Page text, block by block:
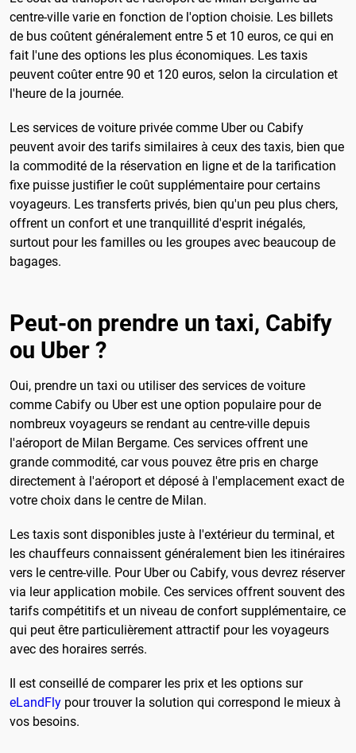
centre-ville varie en fonction de l'option choisie. Les billets
de bus coûtent généralement entre 5 et 10 euros, ce qui en
fait l'une des options les plus économiques. Les taxis
peuvent coûter entre 90 et 120 euros, selon la circulation et
l'heure de la journée.
Les services de voiture privée comme Uber ou Cabify
peuvent avoir des tarifs similaires à ceux des taxis, bien que
la commodité de la réservation en ligne et de la tarification
fixe puisse justifier le coût supplémentaire pour certains
voyageurs. Les transferts privés, bien qu'un peu plus chers,
offrent un confort et une tranquillité d'esprit inégalés,
surtout pour les familles ou les groupes avec beaucoup de
bagages.
Peut-on prendre un taxi, Cabify
ou Uber ?
Oui, prendre un taxi ou utiliser des services de voiture
comme Cabify ou Uber est une option populaire pour de
nombreux voyageurs se rendant au centre-ville depuis
l'aéroport de Milan Bergame. Ces services offrent une
grande commodité, car vous pouvez être pris en charge
directement à l'aéroport et déposé à l'emplacement exact de
votre choix dans le centre de Milan.
Les taxis sont disponibles juste à l'extérieur du terminal, et
les chauffeurs connaissent généralement bien les itinéraires
vers le centre-ville. Pour Uber ou Cabify, vous devrez réserver
via leur application mobile. Ces services offrent souvent des
tarifs compétitifs et un niveau de confort supplémentaire, ce
qui peut être particulièrement attractif pour les voyageurs
avec des horaires serrés.
Il est conseillé de comparer les prix et les options sur
eLandFly pour trouver la solution qui correspond le mieux à
vos besoins.